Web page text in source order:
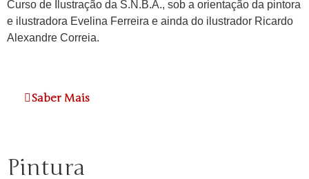
Curso de Ilustração da S.N.B.A., sob a orientação da pintora
e ilustradora Evelina Ferreira e ainda do ilustrador Ricardo
Alexandre Correia.
Saber Mais
Pintura